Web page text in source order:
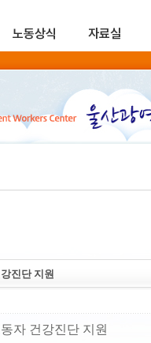
노동상식 자료실
진단 지원
자 건강진단 지원